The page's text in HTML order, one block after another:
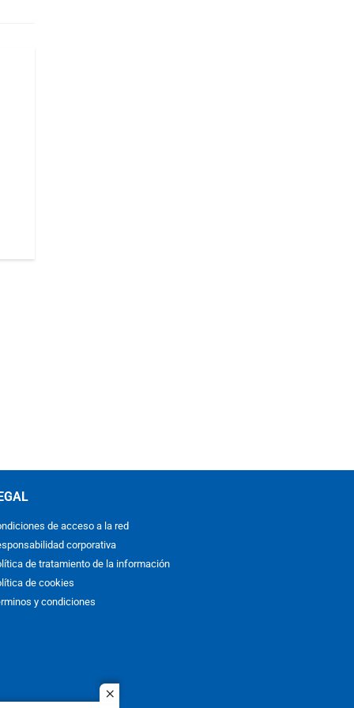
close
de acceso a la red
corporativa
de tratamiento de la información
de cookies
y condiciones